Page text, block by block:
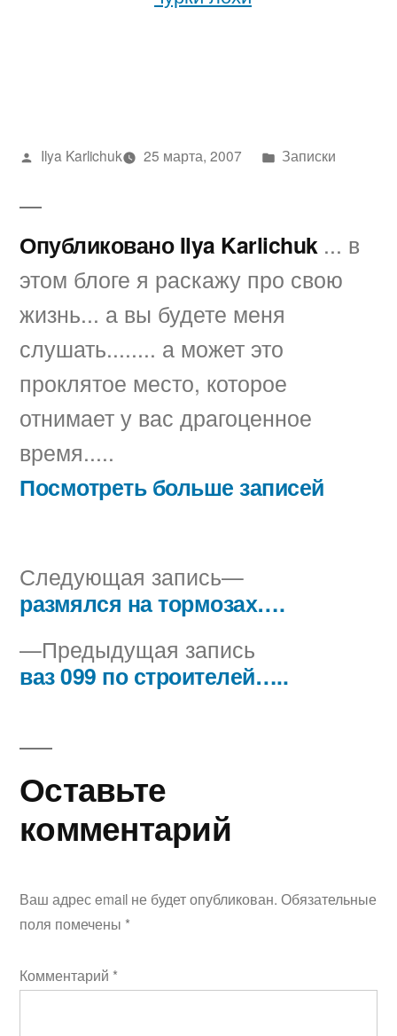
Написано
Ilya Karlichuk 25 марта, 2007
Написано
Записки
Опубликовано Ilya Karlichuk ... в
этом блоге я раскажу про свою
жизнь... а вы будете меня
слушать........ а может это
проклятое место, которое
отнимает у вас драгоценное
время.....
Посмотреть больше записей
Навигация
по
записям
Предыдущая запись
запись:
ваз 099 по строителей…..
Следующая запись
Следующая
запись:
размялся на тормозах….
Оставьте
комментарий
Ваш адрес email не будет опубликован. Обязательные
поля помечены *
Комментарий *